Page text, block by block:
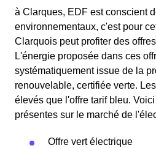
à Clarques, EDF est conscient
environnementaux, c'est pour
Clarquois peut profiter des
L'énergie proposée dans ces
systématiquement issue de la
renouvelable, certifiée verte.
élevés que l'offre tarif bleu.
présentes sur le marché de
Offre vert électrique